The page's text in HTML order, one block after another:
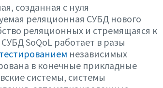
созданная с нуля
реляционная СУБД нового
реляционных и стремящаяся к
SoQoL работает в разы
тестированием независимых
в конечные прикладные
системы, системы